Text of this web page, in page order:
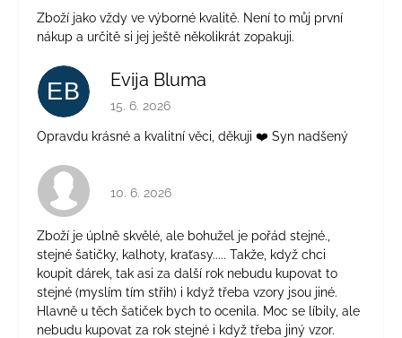
Zboží jako vždy ve výborné kvalitě. Není to můj první
nákup a určitě si jej ještě několikrát zopakuji.
EB Evija Bluma
Hodnotenie obchodu je 5 z 5 hviezdičiek.
15. 6. 2026
Opravdu krásné a kvalitní věci, děkuji ❤️ Syn nadšený
Hodnotenie obchodu je 4 z 5 hviezdičiek.
10. 6. 2026
Zboží je úplně skvělé, ale bohužel je pořád stejné.,
stejné šatičky, kalhoty, kraťasy..... Takže, když chci
koupit dárek, tak asi za další rok nebudu kupovat to
stejné (myslím tím střih) i když třeba vzory jsou jiné.
Hlavně u těch šatiček bych to ocenila. Moc se líbily, ale
nebudu kupovat za rok stejné i když třeba jiný vzor.